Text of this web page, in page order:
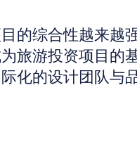
的综合性越来越
旅游投资项目的
化的设计团队与